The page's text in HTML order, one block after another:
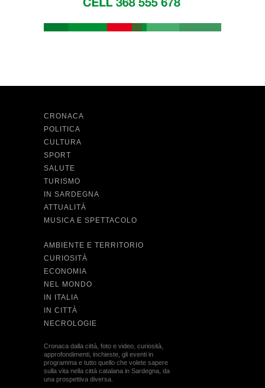
CRONACA
POLITICA
CULTURA
SPORT
SALUTE
TURISMO
IN SARDEGNA
ATTUALITÀ
MUSICA E SPETTACOLO
AMBIENTE E TERRITORIO
CURIOSITÀ
ECONOMIA
NEL MONDO
IN ITALIA
IN CITTÀ
NECROLOGIE
Cronaca dalla città, foto e video, curiosità,
approfondimenti, inchieste, gli eventi in
programma e tutto quello che volete sapere
sulla vita nella città catalana in Sardegna, da
una prospettiva diversa.